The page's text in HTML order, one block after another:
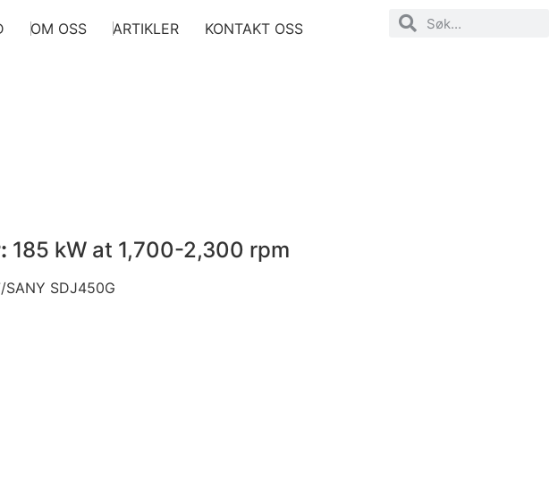
OM OSS ARTIKLER KONTAKT OSS
185 kW at 1,700-2,300 rpm
SDJ450G